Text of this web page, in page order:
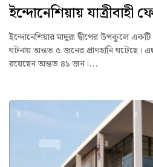
ইন্দোনেশিয়ায় যাত্রীবাহী
ইন্দোনেশিয়ার মাদুরা দ্বীপের উপকূলে একটি
ঘটনায় অন্তত ৫ জনের প্রাণহানি ঘটেছে।
রয়েছেন অন্তত ৪১ জন।...